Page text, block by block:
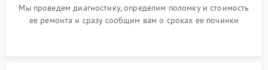
Мы проведем диагностику, определим поломку и стоимость
ее ремонта и сразу сообщим вам о сроках ее починки